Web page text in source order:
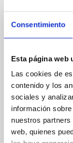
Consentimiento
Esta página web
Las cookies de
contenido y los
sociales y
información
nuestros
web, quienes
GoPro